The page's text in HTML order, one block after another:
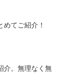
てご紹介！
介。無理なく無